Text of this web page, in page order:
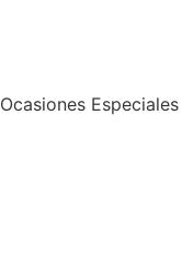
Ocasiones Especiales